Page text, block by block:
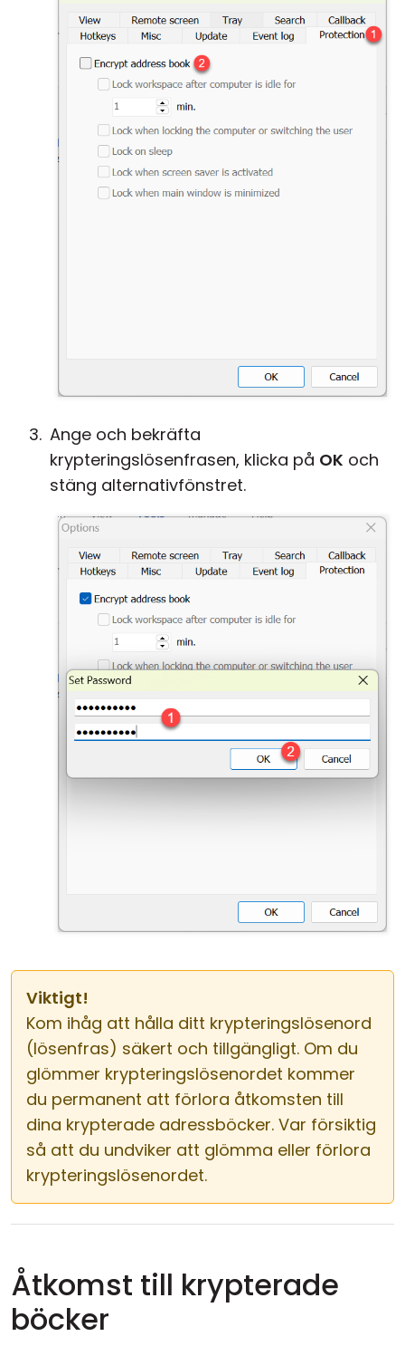
Ange och bekräfta
krypteringslösenfrasen, klicka på OK och
stäng alternativfönstret.
Viktigt!
Kom ihåg att hålla ditt krypteringslösenord
(lösenfras) säkert och tillgängligt. Om du
glömmer krypteringslösenordet kommer
du permanent att förlora åtkomsten till
dina krypterade adressböcker. Var försiktig
så att du undviker att glömma eller förlora
krypteringslösenordet.
Åtkomst till krypterade
böcker